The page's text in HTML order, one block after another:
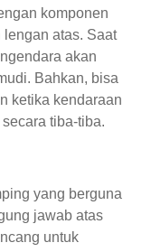
komponen
lengan atas. Saat
akan
Bahkan, bisa
ketika kendaraan
tiba-tiba.
yang berguna
jawab atas
untuk